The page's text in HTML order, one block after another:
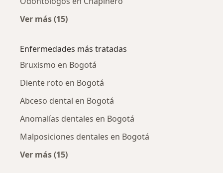
Ver más (15)
Enfermedades más tratadas
Bruxismo en Bogotá
Diente roto en Bogotá
Abceso dental en Bogotá
Anomalías dentales en Bogotá
Malposiciones dentales en Bogotá
Ver más (15)